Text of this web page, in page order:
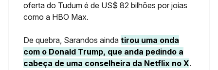
oferta do Tudum é de US$ 82 bilhões por joias
como a HBO Max.
De quebra, Sarandos ainda tirou uma onda
com o Donald Trump, que anda pedindo a
cabeça de uma conselheira da Netflix no X.